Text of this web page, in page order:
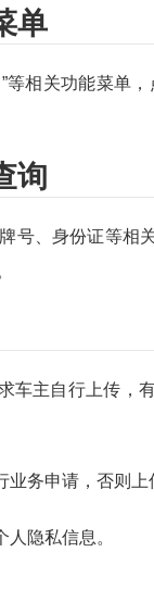
单
等相关功能菜单
询
号、身份证等相
车主自行上传，
务申请，否则上
隐私信息。